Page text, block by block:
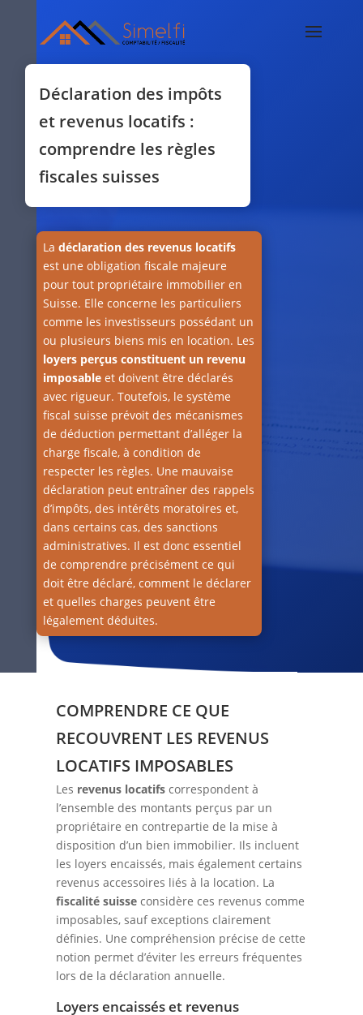
Déclaration des impôts
et revenus locatifs :
comprendre les règles
fiscales suisses
La déclaration des revenus locatifs
est une obligation fiscale majeure
pour tout propriétaire immobilier en
Suisse. Elle concerne les particuliers
comme les investisseurs possédant un
ou plusieurs biens mis en location. Les
loyers perçus constituent un revenu
imposableet doivent être déclarés
avec rigueur. Toutefois, le système
fiscal suisse prévoit des mécanismes
de déduction permettant d’alléger la
charge fiscale, à condition de
respecter les règles. Une mauvaise
déclaration peut entraîner des rappels
d’impôts, des intérêts moratoires et,
dans certains cas, des sanctions
administratives. Il est donc essentiel
de comprendre précisément ce qui
doit être déclaré, comment le déclarer
et quelles charges peuvent être
légalement déduites.
COMPRENDRE CE QUE
RECOUVRENT LES REVENUS
LOCATIFS IMPOSABLES
Les revenus locatifs correspondent à
l’ensemble des montants perçus par un
propriétaire en contrepartie de la mise à
disposition d’un bien immobilier. Ils incluent
les loyers encaissés, mais également certains
revenus accessoires liés à la location. La
fiscalité suisse considère ces revenus comme
imposables, sauf exceptions clairement
définies. Une compréhension précise de cette
notion permet d’éviter les erreurs fréquentes
lors de la déclaration annuelle.
Loyers encaissés et revenus